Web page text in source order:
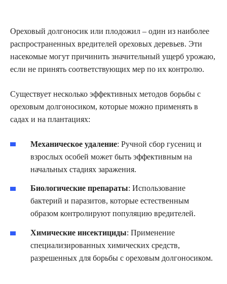
Ореховый долгоносик или плодожил – один из наиболее
распространенных вредителей ореховых деревьев. Эти
насекомые могут причинить значительный ущерб урожаю,
если не принять соответствующих мер по их контролю.
Существует несколько эффективных методов борьбы с
ореховым долгоносиком, которые можно применять в
садах и на плантациях:
Механическое удаление: Ручной сбор гусениц и
взрослых особей может быть эффективным на
начальных стадиях заражения.
Биологические препараты: Использование
бактерий и паразитов, которые естественным
образом контролируют популяцию вредителей.
Химические инсектициды: Применение
специализированных химических средств,
разрешенных для борьбы с ореховым долгоносиком.